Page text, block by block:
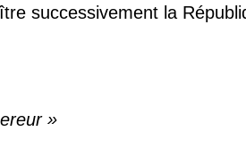
successivement la
»